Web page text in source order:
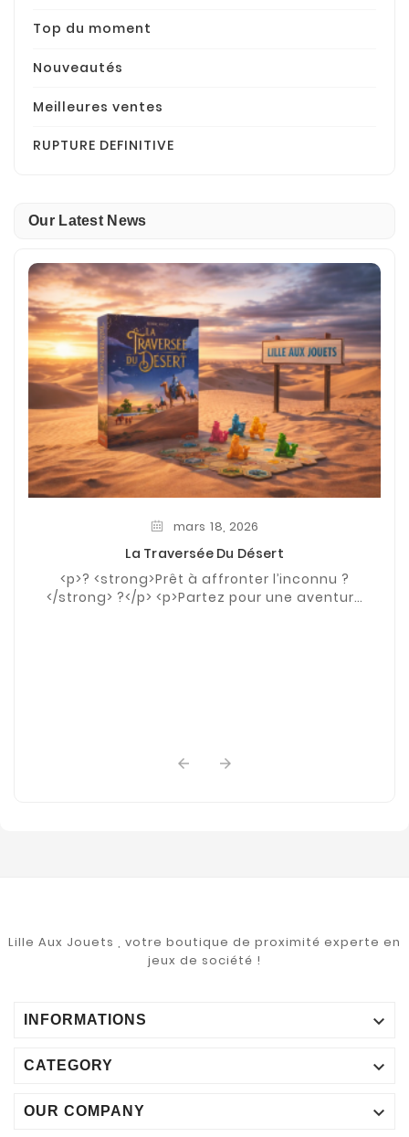
Top du moment
Nouveautés
Meilleures ventes
RUPTURE DEFINITIVE
Our Latest News
mars 18, 2026
La Traversée Du Désert
<p>? <strong>Prêt à affronter l’inconnu ?
</strong> ?</p> <p>Partez pour une aventure
 
Lille Aux Jouets , votre boutique de proximité experte en
jeux de société !
INFORMATIONS 
CATEGORY 
OUR COMPANY 